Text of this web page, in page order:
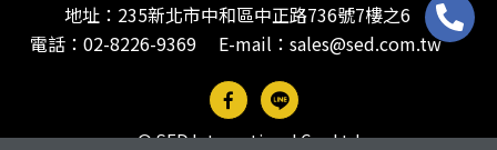
地址：235新北市中和區中正路736號7樓之6
電話： 02-8226-9369 E-mail：sales@sed.com.tw
© SED International Co., Ltd